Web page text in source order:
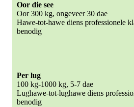
Oor die see
Oor 300 kg, ongeveer 30 dae
Hawe-tot-hawe diens professionele
benodig
Per lug
100 kg-1000 kg, 5-7 dae
Lughawe-tot-lughawe diens
benodig